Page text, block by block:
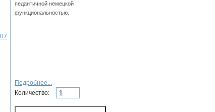
педантичной немецкой
функциональностью.
Подробнее...
Количество: